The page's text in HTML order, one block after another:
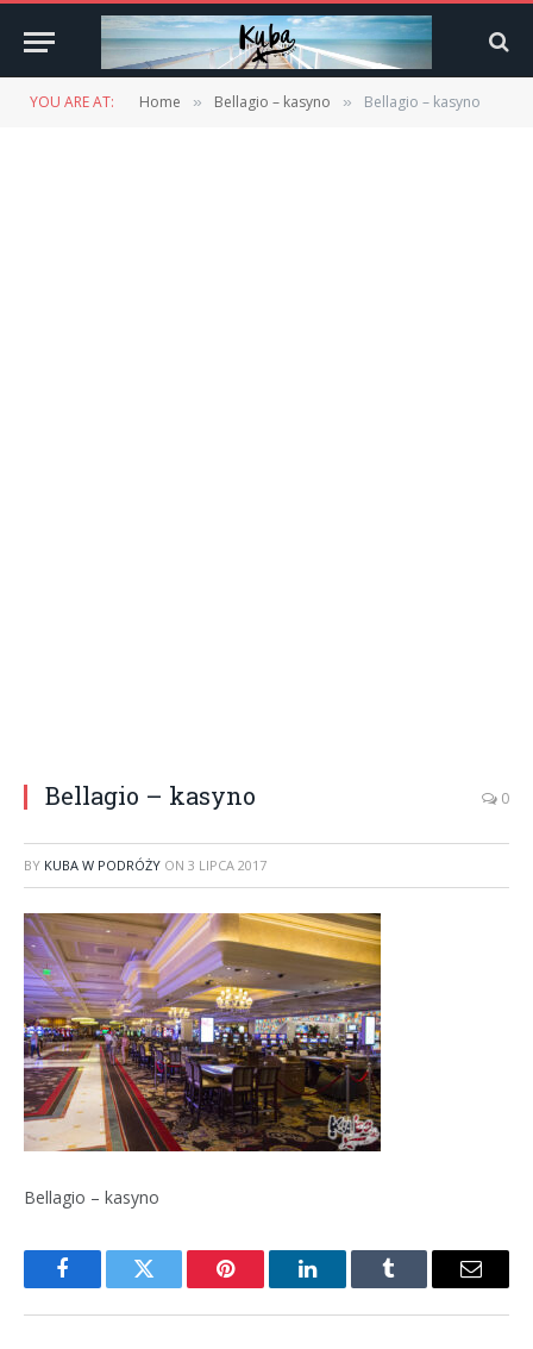
YOU ARE AT: Home » Bellagio – kasyno » Bellagio – kasyno
Bellagio – kasyno 0
BY KUBA W PODRÓŻY ON 3 LIPCA 2017
Bellagio – kasyno
FacebookTwitter Pinterest LinkedInTumblr Email